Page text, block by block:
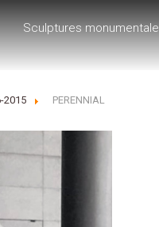
Sculptures
2015 PERENNIAL